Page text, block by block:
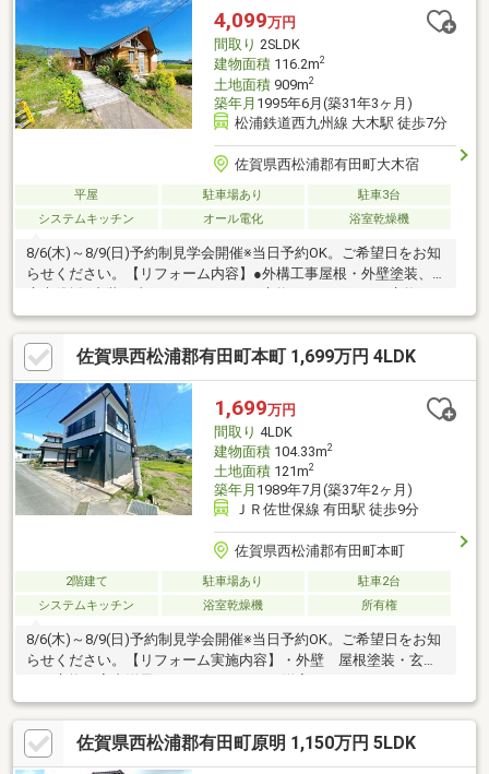
●内装間取変更、玄関扉交換、室内ドア（一部）交換、床材上張
り、シューズボックス交換、クロス張替え●その他設備インター
ホン設置、火災警
4,099万円
間取り 2SLDK
建物面積116.2m2
土地面積909m2
築年月 1995年6月(築31年3ヶ月)
松浦鉄道西九州線 大木駅 徒歩7分
佐賀県西松浦郡有田町大木宿
平屋 駐車場あり
駐車3台
システムキッチン
オール電化 浴室乾燥機
8/6(木)～8/9(日)予約制見学会開催※当日予約OK。ご希望日をお知
らせください。【リフォーム内容】●外構工事屋根・外壁塗装、
温水洗浄便座トイレ交換、洗面化粧台交換、玄関扉交換、フロー
リング上張り、クロス張替え、クッションフロア張替え、建具交
換、クローゼット交換、シューズボックス交換、インターホン設
置、火災警報器設置【おすすめポイント】・雨漏り、構造上主要
な部分の欠陥や・腐食、給排水管の故障や漏水についてお引渡し
より２年間保証・シロアリ防除工事施工後5年間保証・新品の照明
器具設置予定なので入居後にすぐに
佐賀県西松浦郡有田町本町 1,699万円 4LDK
1,699万円
間取り 4LDK
建物面積104.33m2
土地面積121m2
築年月 1989年7月(築37年2ヶ月)
ＪＲ佐世保線 有田駅 徒歩9分
佐賀県西松浦郡有田町本町
2階建て 駐車場あり
駐車2台
システムキッチン
浴室乾燥機 所有権
8/6(木)～8/9(日)予約制見学会開催※当日予約OK。ご希望日をお知
らせください。【リフォーム実施内容】・外壁 屋根塗装・玄関
風呂 洗面化粧台 トイレ新品交換・照明器具全箇所交換・シュ
ーズボックス交換・床フローリング張替え・壁クロス張替え・床
下白蟻予防工事【おすすめポイント】・中部小学校まで徒歩約1分
と、子育て世帯には嬉しい距離です。・駐車場2台のうち1台は建
佐賀県西松浦郡有田町原明 1,150万円 5LDK